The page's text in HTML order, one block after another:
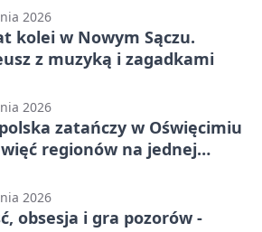
2026
kolei w Nowym Sączu.
z muzyką i zagadkami
2026
zatańczy w Oświęcimiu
regionów na jednej
2026
obsesja i gra pozorów -